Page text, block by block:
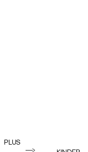
PLUS